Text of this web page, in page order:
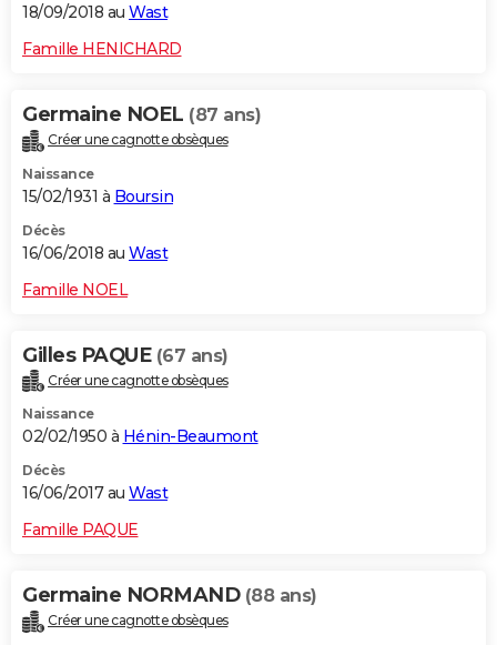
18/09/2018 au Wast
Famille HENICHARD
Germaine NOEL (87 ans)
Créer une cagnotte obsèques
Naissance
15/02/1931 à Boursin
Décès
16/06/2018 au Wast
Famille NOEL
Gilles PAQUE (67 ans)
Créer une cagnotte obsèques
Naissance
02/02/1950 à Hénin-Beaumont
Décès
16/06/2017 au Wast
Famille PAQUE
Germaine NORMAND (88 ans)
Créer une cagnotte obsèques